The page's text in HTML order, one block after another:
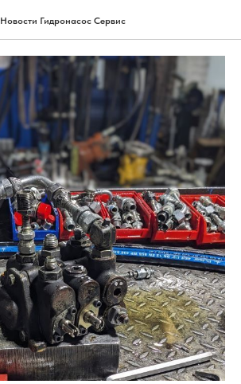
Новости Гидронасос Сервис